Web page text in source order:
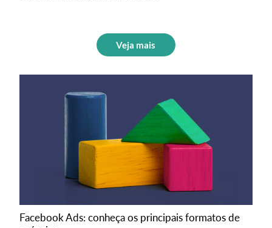
Veja mais
Facebook Ads: conheça os principais formatos de